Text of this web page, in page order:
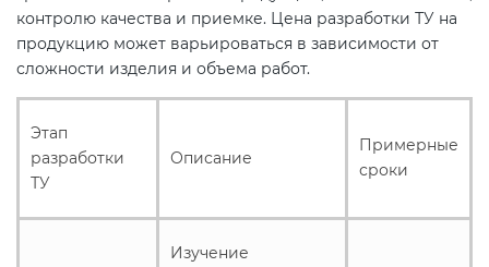
контролю качества и приемке. Цена разработки ТУ на
продукцию может варьироваться в зависимости от
сложности изделия и объема работ.
Этап
разработки
ТУ
Описание
Примерные
сроки
Изучение
Сертификация спортивных
Сертификация электротехники
Сертификация ресурсов
Декларация ТР ТС
Декларирование косметики (ТР
ТС 009)
Декларирование оборудования